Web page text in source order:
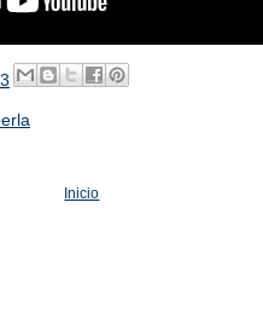
Inicio